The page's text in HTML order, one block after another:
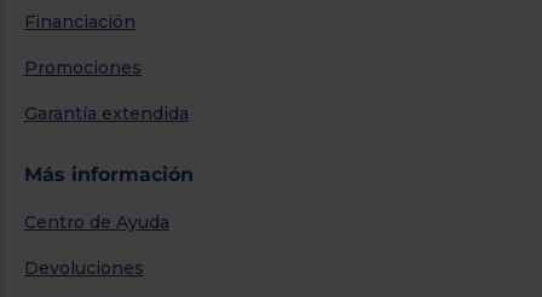
Financiación
Promociones
Garantía extendida
Más información
Centro de Ayuda
Devoluciones